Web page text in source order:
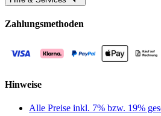
Zahlungsmethoden
Hinweise
Alle Preise inkl. 7% bzw. 19%